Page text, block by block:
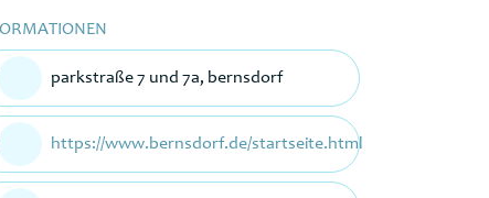
parkstraße 7 und 7a, bernsdorf
https://www.bernsdorf.de/startseite.html